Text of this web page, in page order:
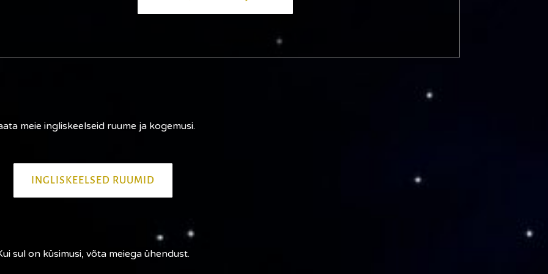
meie ingliskeelseid ruume ja kogemusi.
INGLISKEELSED RUUMID
sul on küsimusi, võta meiega ühendust.